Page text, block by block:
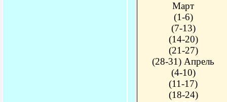
Март
(1-6)
(7-13)
(14-20)
(21-27)
(28-31) Апрель
(4-10)
(11-17)
(18-24)